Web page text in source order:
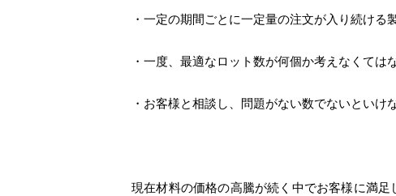
・一定の期間ごとに一定量の注文が入り続ける
・一度、最適なロット数が何個か考えなくては
・お客様と相談し、問題がない数でないといけ
現在材料の価格の高騰が続く中でお客様に満